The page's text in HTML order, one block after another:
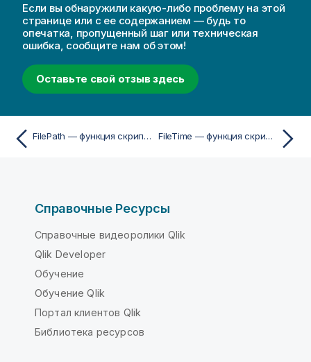
Если вы обнаружили какую-либо проблему на этой
странице или с ее содержанием — будь то
опечатка, пропущенный шаг или техническая
ошибка, сообщите нам об этом!
Оставьте свой отзыв здесь
FilePath — функция скрипта FileTime — функция скрипта
Справочные Ресурсы
Справочные видеоролики Qlik
Qlik Developer
Обучение
Обучение Qlik
Портал клиентов Qlik
Библиотека ресурсов